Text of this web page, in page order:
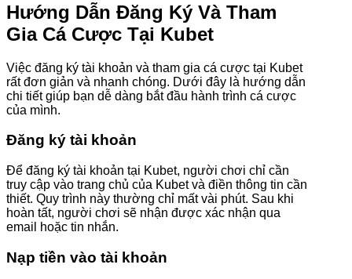
Hướng Dẫn Đăng Ký Và Tham
Gia Cá Cược Tại Kubet
Việc đăng ký tài khoản và tham gia cá cược tại Kubet
rất đơn giản và nhanh chóng. Dưới đây là hướng dẫn
chi tiết giúp bạn dễ dàng bắt đầu hành trình cá cược
của mình.
Đăng ký tài khoản
Để đăng ký tài khoản tại Kubet, người chơi chỉ cần
truy cập vào trang chủ của Kubet và điền thông tin cần
thiết. Quy trình này thường chỉ mất vài phút. Sau khi
hoàn tất, người chơi sẽ nhận được xác nhận qua
email hoặc tin nhắn.
Nạp tiền vào tài khoản